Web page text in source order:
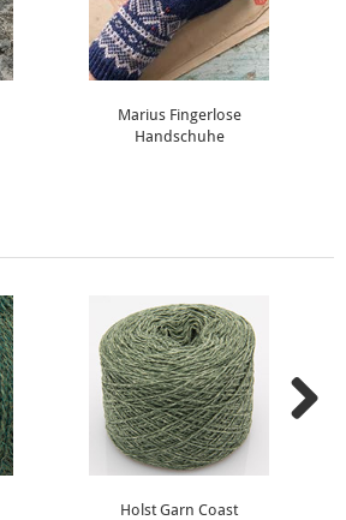
Marius Fingerlose
Handschuhe
Holst Garn Coast